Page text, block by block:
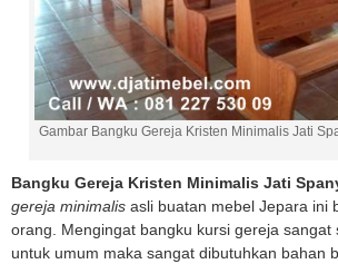
Gambar Bangku Gereja Kristen Minimalis Jati
Bangku Gereja Kristen Minimalis Jati
gereja minimalis asli buatan mebel Jepara ini
orang. Mengingat bangku kursi gereja sangat
untuk umum maka sangat dibutuhkan bahan